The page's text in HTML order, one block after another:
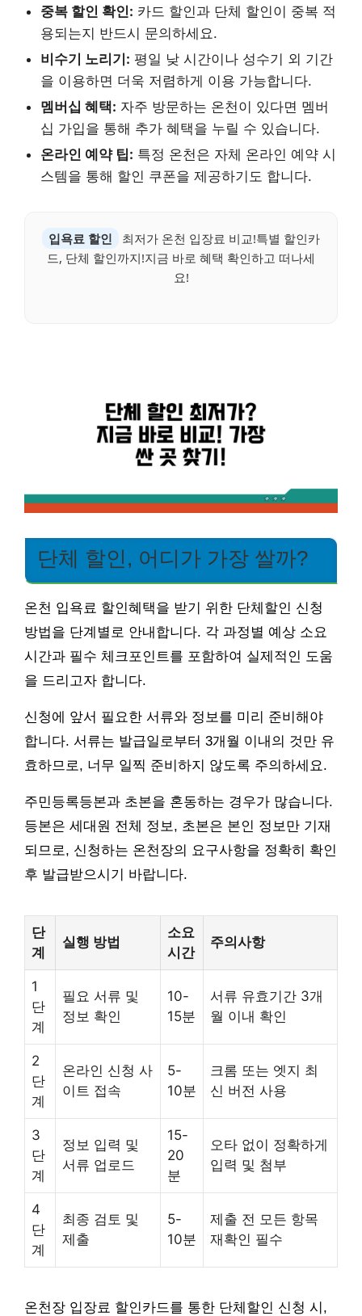
중복 할인 확인: 카드 할인과 단체 할인이 중복 적
용되는지 반드시 문의하세요.
비수기 노리기: 평일 낮 시간이나 성수기 외 기간
을 이용하면 더욱 저렴하게 이용 가능합니다.
멤버십 혜택: 자주 방문하는 온천이 있다면 멤버
십 가입을 통해 추가 혜택을 누릴 수 있습니다.
온라인 예약 팁: 특정 온천은 자체 온라인 예약 시
스템을 통해 할인 쿠폰을 제공하기도 합니다.
입욕료 할인
최저가 온천 입장료 비교!특별 할인카
드, 단체 할인까지!지금 바로 혜택 확인하고 떠나세
요!
단체 할인, 어디가 가장 쌀까?
온천 입욕료 할인혜택을 받기 위한 단체할인 신청
방법을 단계별로 안내합니다. 각 과정별 예상 소요
시간과 필수 체크포인트를 포함하여 실제적인 도움
을 드리고자 합니다.
신청에 앞서 필요한 서류와 정보를 미리 준비해야
합니다. 서류는 발급일로부터 3개월 이내의 것만 유
효하므로, 너무 일찍 준비하지 않도록 주의하세요.
주민등록등본과 초본을 혼동하는 경우가 많습니다.
등본은 세대원 전체 정보, 초본은 본인 정보만 기재
되므로, 신청하는 온천장의 요구사항을 정확히 확인
후 발급받으시기 바랍니다.
단
계
실행 방법
소요
시간
주의사항
1
단
계
필요 서류 및
정보 확인
10-
15분
서류 유효기간 3개
월 이내 확인
2
단
계
온라인 신청 사
이트 접속
5-
10분
크롬 또는 엣지 최
신 버전 사용
3
단
계
정보 입력 및
서류 업로드
15-
20
분
오타 없이 정확하게
입력 및 첨부
4
단
계
최종 검토 및
제출
5-
10분
제출 전 모든 항목
재확인 필수
온천장 입장료 할인카드를 통한 단체할인 신청 시,